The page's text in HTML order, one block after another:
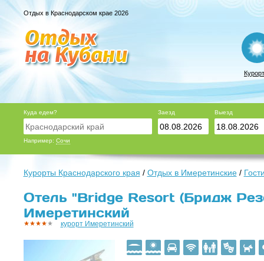
Отдых в Краснодарском крае 2026
Куда едем?
Например: Сочи
Заезд Выезд
Курорты Краснодарского края / Отдых в Имеретинские/
Отель "Bridge Resort (Бридж
Имеретинский
курорт Имеретинский